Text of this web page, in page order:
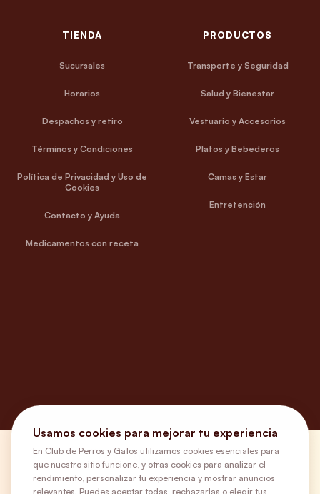
TIENDA
Sucursales
Horarios
Despachos y retiro
Términos y Condiciones
Política de Privacidad y Uso de
Cookies
Contacto y Ayuda
Medicamentos con receta
PRODUCTOS
Transporte y Seguridad
Salud y Bienestar
Vestuario y Accesorios
Platos y Bebederos
Camas y Estar
Entretención
¿Necesitas ayuda?
Usamos cookies para mejorar tu experiencia
En Club de Perros y Gatos utilizamos cookies esenciales para
que nuestro sitio funcione, y otras cookies para analizar el
rendimiento, personalizar tu experiencia y mostrar anuncios
relevantes. Puedes aceptar todas, rechazarlas o elegir tus